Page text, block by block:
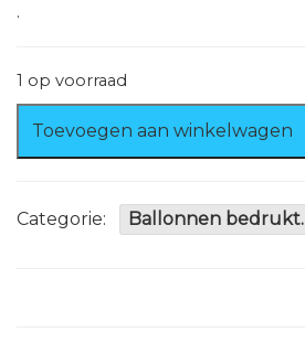
.
1 op voorraad
Roze
met
witte
Toevoegen aan winkelwagen
Categorie: Ballonnen bedrukt.